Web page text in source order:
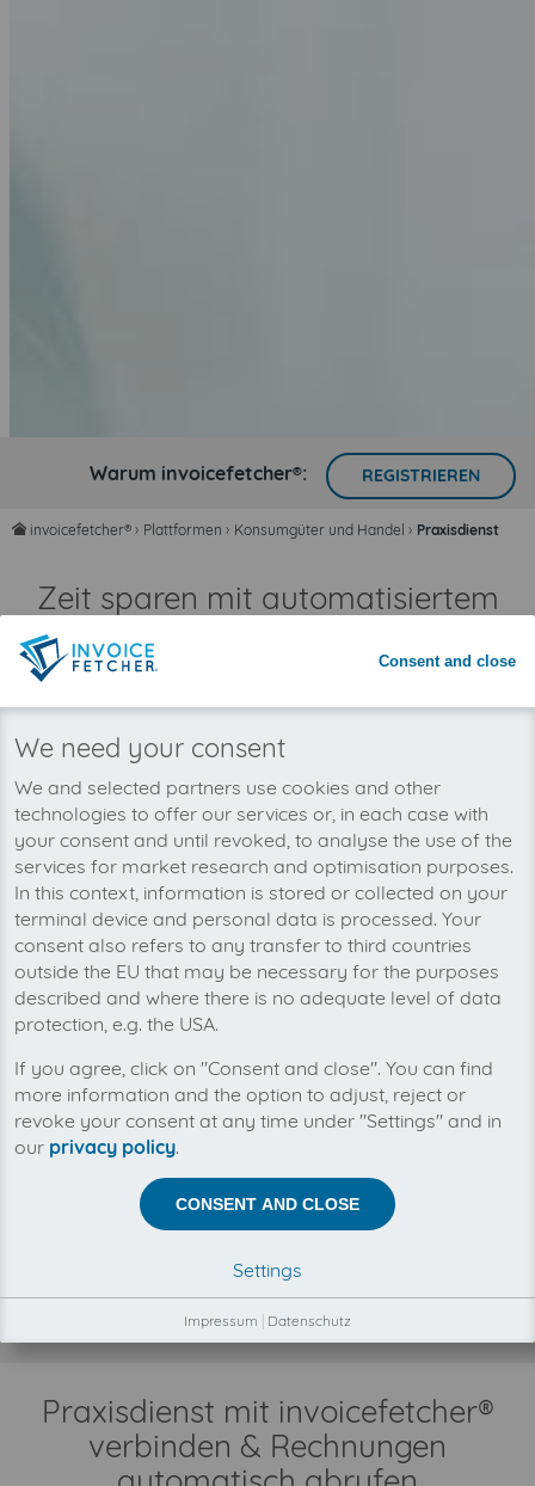
Warum invoicefetcher®: REGISTRIEREN
home invoicefetcher® › Plattformen › Konsumgüter und Handel › Praxisdienst
Zeit sparen mit automatisiertem
Rechnungsimport
Nie wieder Rechnungen übersehen
Praxisdienst Rechnungen an einem Ort
verwalten. Unsere Cloud-Software spart Ihnen
Zeit, Geld und Nerven.
Zwischen invoicefetcher® und Praxisdienst besteht keine
Geschäftsbeziehung.
automatisch und ausschließlich in Ihrem
Kundenauftrag, durch unsere Automatismen,
Konnektoren und Schnittstellen.
Praxisdienst mit invoicefetcher®
verbinden & Rechnungen
Consent and close
We need your consent
We and selected partners use cookies and other
technologies to offer our services or, in each case with
your consent and until revoked, to analyse the use of the
services for market research and optimisation purposes.
In this context, information is stored or collected on your
terminal device and personal data is processed. Your
consent also refers to any transfer to third countries
outside the EU that may be necessary for the purposes
described and where there is no adequate level of data
protection, e.g. the USA.
If you agree, click on "Consent and close". You can find
more information and the option to adjust, reject or
revoke your consent at any time under "Settings" and in
our privacy policy.
CONSENT AND CLOSE
Settings
Impressum | Datenschutz